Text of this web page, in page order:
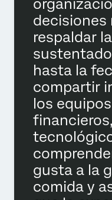
decisiones
respaldar
hasta la
compartir
los
gusta a la
comida y